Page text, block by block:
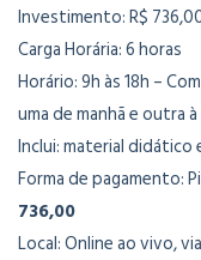
Investimento: R$
Carga Horária: 6 horas
Horário: 9h às 18h –
uma de manhã e outra
Inclui: material
Forma de pagamento:
736,00
Local: Online ao vivo,